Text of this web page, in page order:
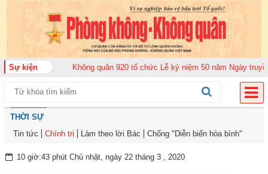
Sự kiện
Trung đoàn Không quân 920 tổ chức Lễ kỷ niệm 50 năm Ngày truyền
THỜI SỰ
Tin tức
Chính trị Làm theo lời Bác Chống "Diễn biến hòa bình"
10 giờ:43 phút Chủ nhật, ngày 22 tháng 3 , 2020